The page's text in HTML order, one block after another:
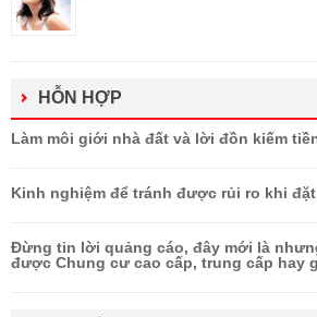
HỖN HỢP
Làm môi giới nhà đất và lời đồn kiếm
Kinh nghiệm để tránh được rủi ro khi
Đừng tin lời quảng cáo, đây mới là
được Chung cư cao cấp, trung cấp hay